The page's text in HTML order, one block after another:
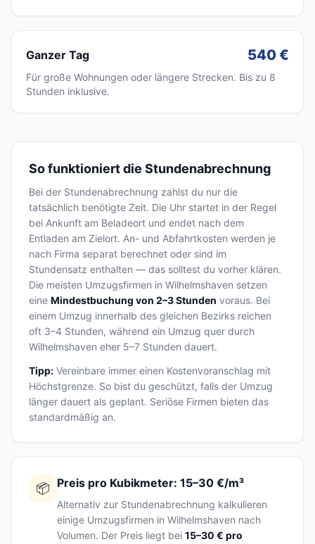
Ganzer Tag 540 €
Für große Wohnungen oder längere Strecken. Bis zu 8
Stunden inklusive.
So funktioniert die Stundenabrechnung
Bei der Stundenabrechnung zahlst du nur die
tatsächlich benötigte Zeit. Die Uhr startet in der Regel
bei Ankunft am Beladeort und endet nach dem
Entladen am Zielort. An- und Abfahrtkosten werden je
nach Firma separat berechnet oder sind im
Stundensatz enthalten — das solltest du vorher klären.
Die meisten Umzugsfirmen in Wilhelmshaven setzen
eine Mindestbuchung von 2–3 Stunden voraus. Bei
einem Umzug innerhalb des gleichen Bezirks reichen
oft 3–4 Stunden, während ein Umzug quer durch
Wilhelmshaven eher 5–7 Stunden dauert.
Tipp: Vereinbare immer einen Kostenvoranschlag mit
Höchstgrenze. So bist du geschützt, falls der Umzug
länger dauert als geplant. Seriöse Firmen bieten das
standardmäßig an.
📦 Preis pro Kubikmeter: 15–30 €/m³
Alternativ zur Stundenabrechnung kalkulieren
einige Umzugsfirmen in Wilhelmshaven nach
Volumen. Der Preis liegt bei 15–30 € pro